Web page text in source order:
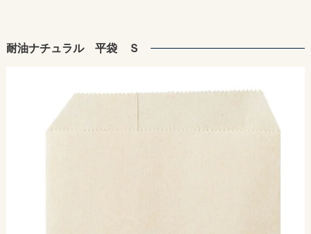
耐油ナチュラル 平袋 Ｓ